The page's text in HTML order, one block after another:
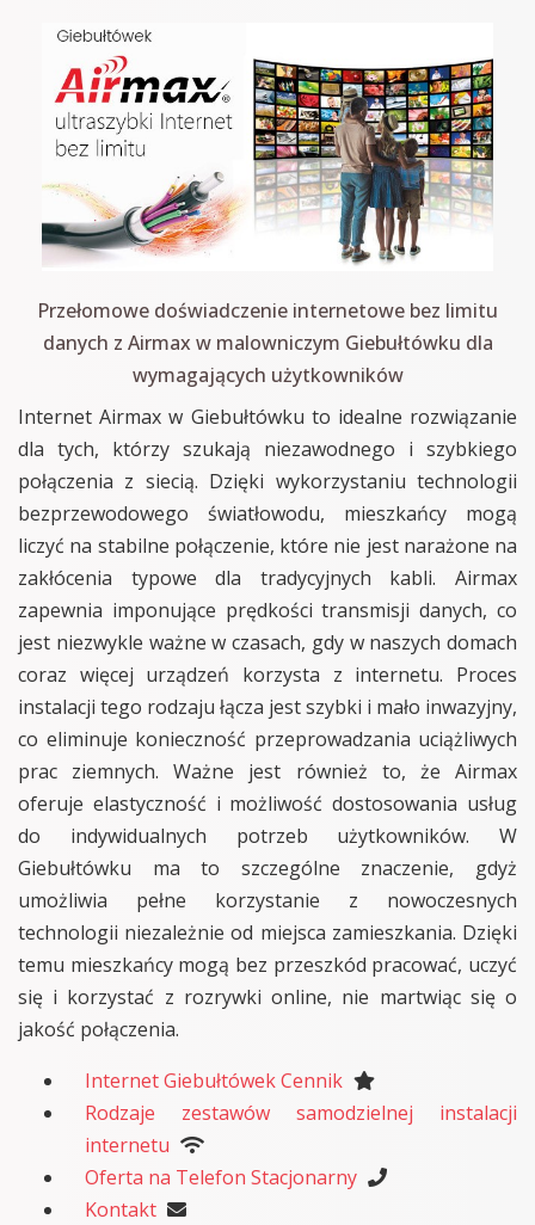
Przełomowe doświadczenie internetowe bez limitu
danych z Airmax w malowniczym Giebułtówku dla
wymagających użytkowników
Internet Airmax w Giebułtówku to idealne rozwiązanie
dla tych, którzy szukają niezawodnego i szybkiego
połączenia z siecią. Dzięki wykorzystaniu technologii
bezprzewodowego światłowodu, mieszkańcy mogą
liczyć na stabilne połączenie, które nie jest narażone na
zakłócenia typowe dla tradycyjnych kabli. Airmax
zapewnia imponujące prędkości transmisji danych, co
jest niezwykle ważne w czasach, gdy w naszych domach
coraz więcej urządzeń korzysta z internetu. Proces
instalacji tego rodzaju łącza jest szybki i mało inwazyjny,
co eliminuje konieczność przeprowadzania uciążliwych
prac ziemnych. Ważne jest również to, że Airmax
oferuje elastyczność i możliwość dostosowania usług
do indywidualnych potrzeb użytkowników. W
Giebułtówku ma to szczególne znaczenie, gdyż
umożliwia pełne korzystanie z nowoczesnych
technologii niezależnie od miejsca zamieszkania. Dzięki
temu mieszkańcy mogą bez przeszkód pracować, uczyć
się i korzystać z rozrywki online, nie martwiąc się o
jakość połączenia.
Internet Giebułtówek Cennik
Rodzaje zestawów samodzielnej instalacji
internetu
Oferta na Telefon Stacjonarny
Kontakt